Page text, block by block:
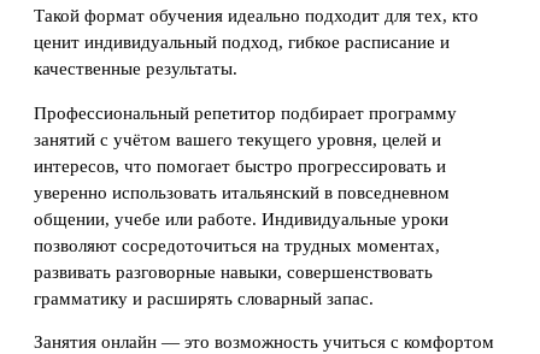
Такой формат обучения идеально подходит для тех, кто
ценит индивидуальный подход, гибкое расписание и
качественные результаты.
Профессиональный репетитор подбирает программу
занятий с учётом вашего текущего уровня, целей и
интересов, что помогает быстро прогрессировать и
уверенно использовать итальянский в повседневном
общении, учебе или работе. Индивидуальные уроки
позволяют сосредоточиться на трудных моментах,
развивать разговорные навыки, совершенствовать
грамматику и расширять словарный запас.
Занятия онлайн — это возможность учиться с комфортом